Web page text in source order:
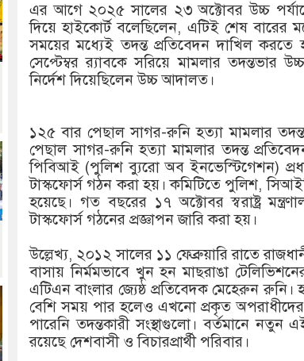
এর আগে ২০২৫ সালের ২৩ অক্টোবর উচ্চ
দিয়ে হাইকোর্ট বলেছিলেন, এটিই শেষ বারের
সময়ের মধ্যেই তদন্ত প্রতিবেদন দাখিল
সেপ্টেম্বর র‌্যাবকে সরিয়ে মামলার তদন্তভার
নির্দেশ দিয়েছিলেন উচ্চ আদালত।
১২৫ বার পেছাল সাগর-রুনি হত্যা মামলার
পেছাল সাগর-রুনি হত্যা মামলার তদন্ত
পিবিআই (পুলিশ ব্যুরো অব ইনভেস্টিগেশন)
টাস্কফোর্স গঠন করা হয়। কমিটিতে পুলিশ,
হয়েছে। গত বছরের ১৭ অক্টোবর স্বরাষ্ট্র
টাস্কফোর্স গঠনের প্রজ্ঞাপন জারি করা হয়।
উল্লেখ্য, ২০১২ সালের ১১ ফেব্রুয়ারি রাতে
বাসায় নির্মমভাবে খুন হন মাছরাঙা
এটিএন বাংলার জ্যেষ্ঠ প্রতিবেদক মেহেরুন রুনি।
বেশি সময় পার হলেও এখনো প্রকৃত অপরাধীদের
পারেনি তদন্তকারী সংস্থাগুলো। বর্তমানে নতুন
রয়েছে দেশবাসী ও বিচারপ্রার্থী পরিবার।